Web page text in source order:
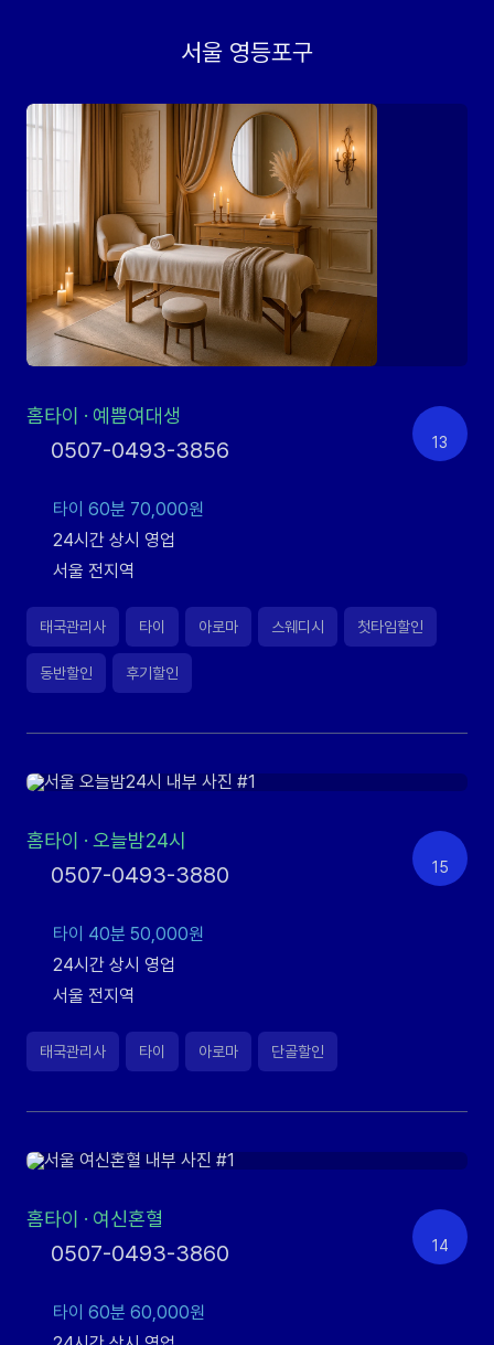
서울 영등포구
홈타이 · 예쁨여대생
0507-0493-3856 13
타이 60분 70,000원
24시간 상시 영업
서울 전지역
태국관리사 타이 아로마 스웨디시 첫타임할인
동반할인 후기할인
홈타이 · 오늘밤24시
0507-0493-3880 15
타이 40분 50,000원
24시간 상시 영업
서울 전지역
태국관리사 타이 아로마 단골할인
홈타이 · 여신혼혈
0507-0493-3860 14
타이 60분 60,000원